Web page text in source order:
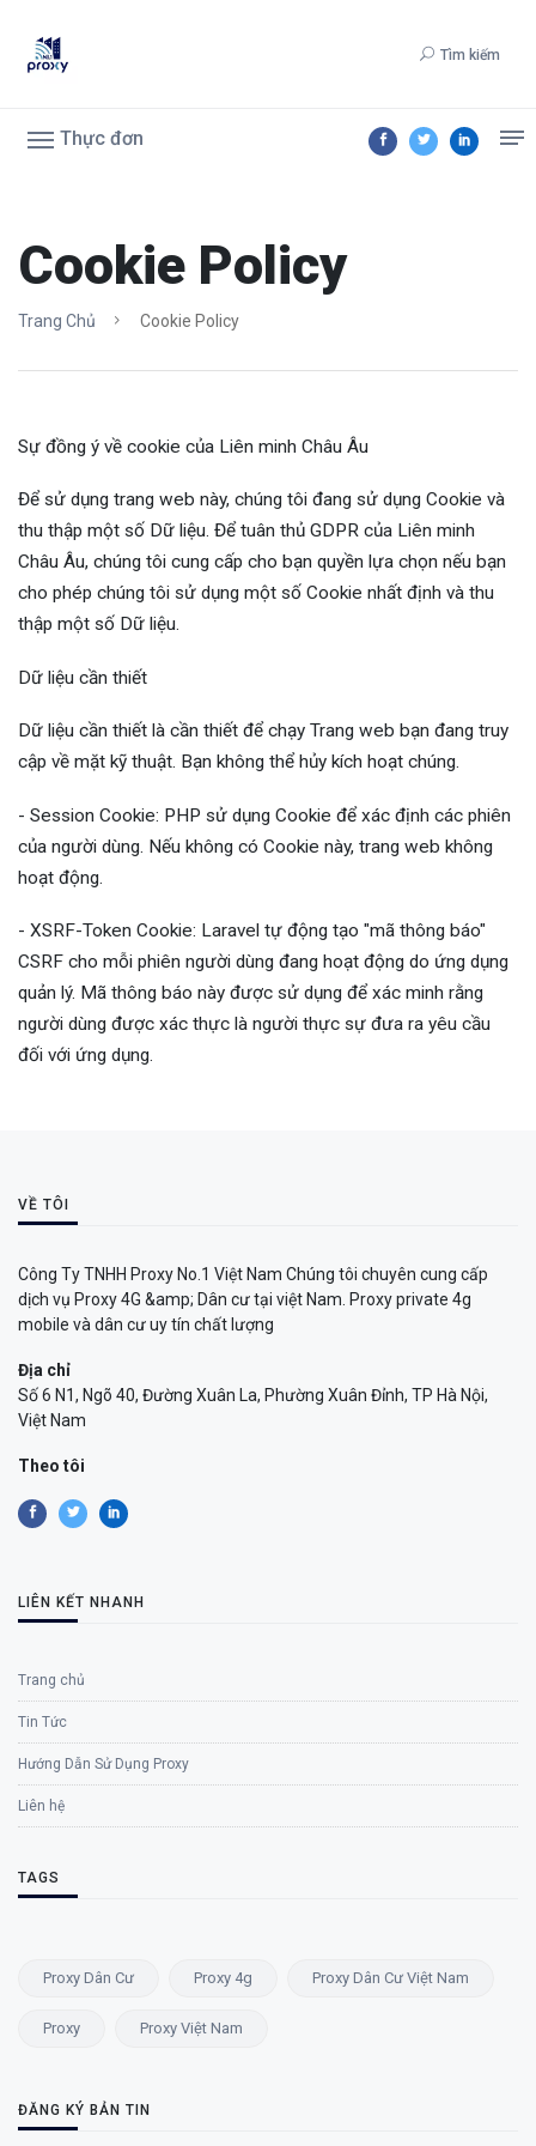
Tìm kiếm
Thực đơn
Cookie Policy
Trang Chủ Cookie Policy
Sự đồng ý về cookie của Liên minh Châu Âu
Để sử dụng trang web này, chúng tôi đang sử dụng Cookie và
thu thập một số Dữ liệu. Để tuân thủ GDPR của Liên minh
Châu Âu, chúng tôi cung cấp cho bạn quyền lựa chọn nếu bạn
cho phép chúng tôi sử dụng một số Cookie nhất định và thu
thập một số Dữ liệu.
Dữ liệu cần thiết
Dữ liệu cần thiết là cần thiết để chạy Trang web bạn đang truy
cập về mặt kỹ thuật. Bạn không thể hủy kích hoạt chúng.
- Session Cookie: PHP sử dụng Cookie để xác định các phiên
của người dùng. Nếu không có Cookie này, trang web không
hoạt động.
- XSRF-Token Cookie: Laravel tự động tạo "mã thông báo"
CSRF cho mỗi phiên người dùng đang hoạt động do ứng dụng
quản lý. Mã thông báo này được sử dụng để xác minh rằng
người dùng được xác thực là người thực sự đưa ra yêu cầu
đối với ứng dụng.
VỀ TÔI
Công Ty TNHH Proxy No.1 Việt Nam Chúng tôi chuyên cung cấp
dịch vụ Proxy 4G &amp; Dân cư tại việt Nam. Proxy private 4g
mobile và dân cư uy tín chất lượng
Địa chỉ
Số 6 N1, Ngõ 40, Đường Xuân La, Phường Xuân Đỉnh, TP Hà Nội,
Việt Nam
Theo tôi
LIÊN KẾT NHANH
Trang chủ
Tin Tức
Hướng Dẫn Sử Dụng Proxy
Liên hệ
TAGS
Proxy Dân Cư Proxy 4g Proxy Dân Cư Việt Nam
Proxy Proxy Việt Nam
ĐĂNG KÝ BẢN TIN